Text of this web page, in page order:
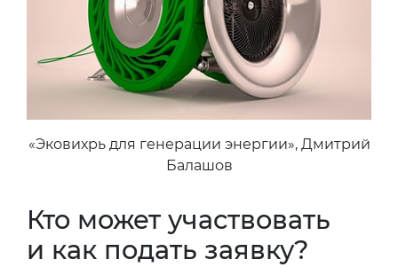
«Эковихрь для генерации энергии», Дмитрий
Балашов
Кто может участвовать
и как подать заявку?